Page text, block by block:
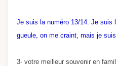
Je suis la numéro 13/14. Je suis
gueule, on me craint, mais je
3- votre meilleur souvenir en